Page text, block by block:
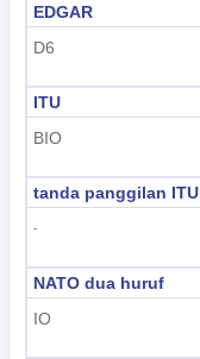
EDGAR
D6
ITU
BIO
tanda panggilan ITU
-
NATO dua huruf
IO